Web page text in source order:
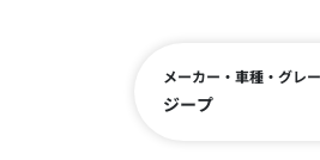
メーカー・車種・グレ
ジープ